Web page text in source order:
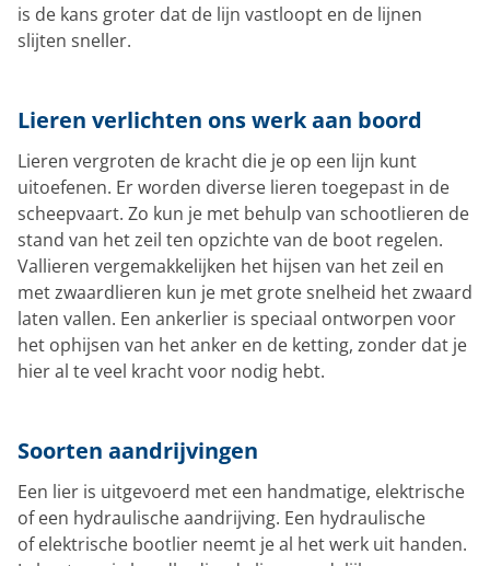
is de kans groter dat de lijn vastloopt en de lijnen
slijten sneller.
Lieren verlichten ons werk aan boord
Lieren vergroten de kracht die je op een lijn kunt
uitoefenen. Er worden diverse lieren toegepast in de
scheepvaart. Zo kun je met behulp van schootlieren de
stand van het zeil ten opzichte van de boot regelen.
Vallieren vergemakkelijken het hijsen van het zeil en
met zwaardlieren kun je met grote snelheid het zwaard
laten vallen. Een ankerlier is speciaal ontworpen voor
het ophijsen van het anker en de ketting, zonder dat je
hier al te veel kracht voor nodig hebt.
Soorten aandrijvingen
Een lier is uitgevoerd met een handmatige, elektrische
of een hydraulische aandrijving. Een hydraulische
of elektrische bootlier neemt je al het werk uit handen.